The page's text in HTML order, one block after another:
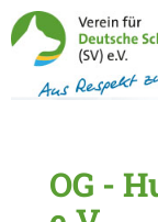
OG -